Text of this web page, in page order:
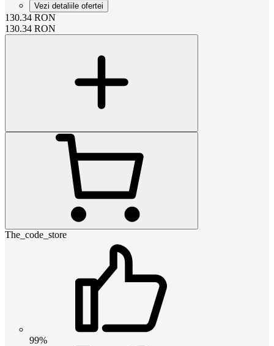
Vezi detaliile ofertei
130.34 RON
130.34 RON
The_code_store
99%